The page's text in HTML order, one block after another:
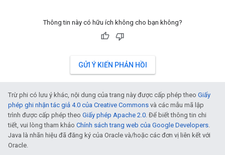
Thông tin này có hữu ích không cho bạn không?
GỬI Ý KIẾN PHẢN HỒI
Trừ phi có lưu ý khác, nội dung của trang này được cấp phép theo Giấy
phép ghi nhận tác giả 4.0 của Creative Commons và các mẫu mã lập
trình được cấp phép theo Giấy phép Apache 2.0. Để biết thông tin chi
tiết, vui lòng tham khảo Chính sách trang web của Google Developers.
Java là nhãn hiệu đã đăng ký của Oracle và/hoặc các đơn vị liên kết với
Oracle.